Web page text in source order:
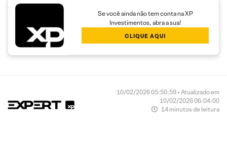
Se você ainda não tem conta na XP
Investimentos, abra a sua!
CLIQUE AQUI
10/02/2026 05:50:59 • Atualizado em
10/02/2026 06:04:00
14 minutos de leitura